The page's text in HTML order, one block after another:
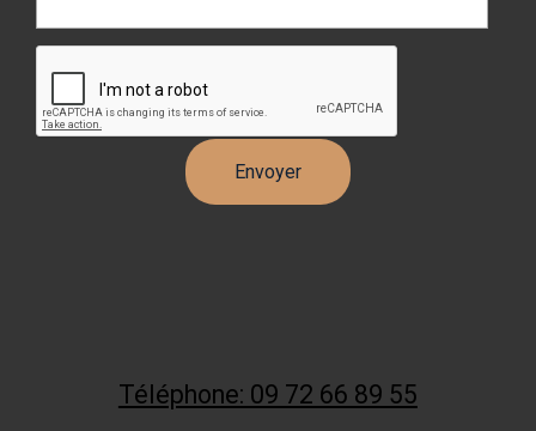
Téléphone: 09 72 66 89 55